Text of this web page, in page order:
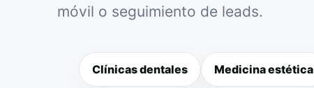
móvil o seguimiento de leads.
Clínicas dentales Medicina estética